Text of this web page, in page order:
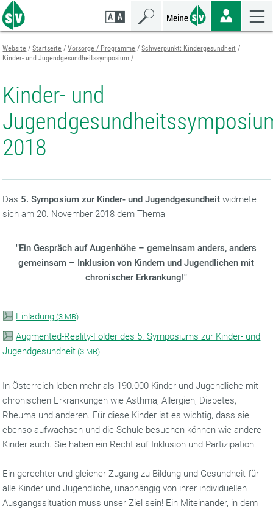
Zum
Seiteninhalt
springen
Zur
Navigation
springen
Zur
Mobilen
Navigation
springen
Website Startseite Vorsorge / Programme
Schwerpunkt: Kindergesundheit
Kinder- und Jugendgesundheitssymposium
Kinder- und
2018
Das 5. Symposium zur Kinder- und Jugendgesundheit widmete
sich am 20. November 2018 dem Thema
"Ein Gespräch auf Augenhöhe – gemeinsam anders, anders
gemeinsam – Inklusion von Kindern und Jugendlichen mit
chronischer Erkrankung!"
Einladung (3 MB)
Augmented-Reality-Folder des 5. Symposiums zur Kinder- und
Jugendgesundheit (3 MB)
In Österreich leben mehr als 190.000 Kinder und Jugendliche mit
chronischen Erkrankungen wie Asthma, Allergien, Diabetes,
Rheuma und anderen. Für diese Kinder ist es wichtig, dass sie
ebenso aufwachsen und die Schule besuchen können wie andere
Kinder auch. Sie haben ein Recht auf Inklusion und Partizipation.
Ein gerechter und gleicher Zugang zu Bildung und Gesundheit für
alle Kinder und Jugendliche, unabhängig von ihrer individuellen
Ausgangssituation muss unser Ziel sein! Ein Miteinander, in dem